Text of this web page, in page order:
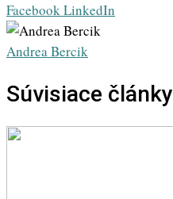
FacebookLinkedIn
Andrea Bercik
Súvisiace články